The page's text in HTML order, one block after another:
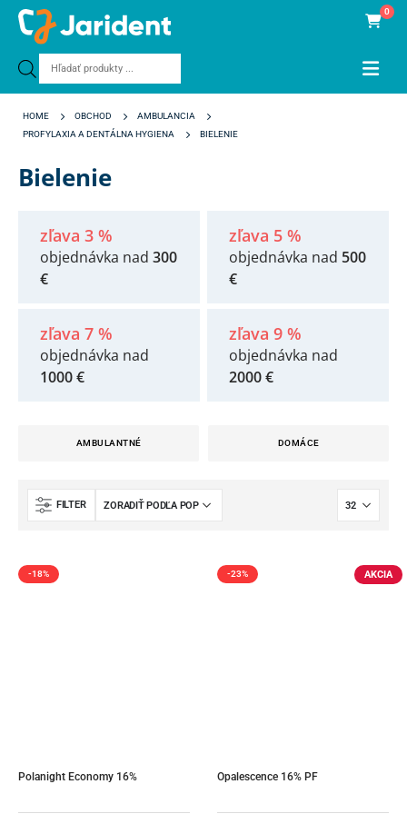
Products
0
HOME OBCHOD
AMBULANCIA
PROFYLAXIA A DENTÁLNA HYGIENA
BIELENIE
Bielenie
zľava 3 %
objednávka nad 300
€
zľava 5 %
objednávka nad 500
€
zľava 7 %
objednávka nad
1000 €
zľava 9 %
objednávka nad
2000 €
AMBULANTNÉ DOMÁCE
FILTER
-18%
Polanight Economy 16%
AKCIA
-23%
Opalescence 16% PF